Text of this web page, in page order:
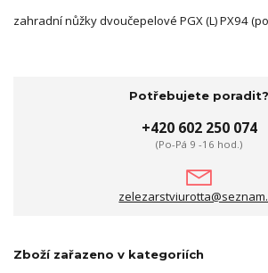
zahradní nůžky dvoučepelové PGX (L) PX94
Potřebujete poradit?
+420 602 250 074
(Po-Pá 9 -16 hod.)
Zboží zařazeno v kategoriích